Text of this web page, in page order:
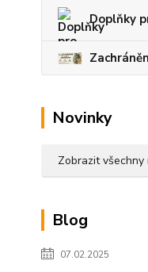
Doplňky
Novinky
Zobrazit všechny
Blog
07.02.2025